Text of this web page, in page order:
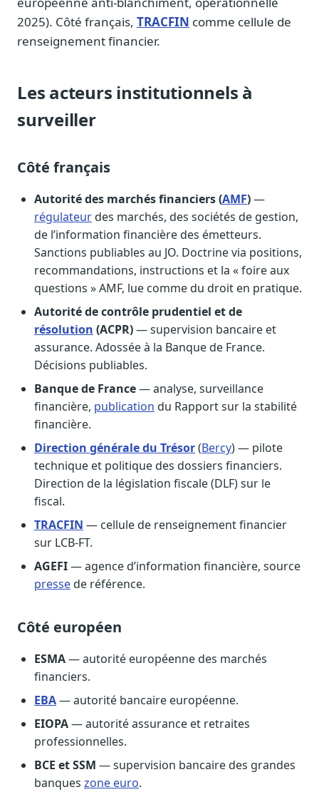
2025). Côté français, TRACFIN comme cellule de
renseignement financier.
Les acteurs institutionnels à
surveiller
Côté français
Autorité des marchés financiers (AMF)—
régulateurdes marchés, des sociétés de gestion,
de l’information financière des émetteurs.
Sanctions publiables au JO. Doctrine via positions,
recommandations, instructions et la « foire aux
questions » AMF, lue comme du droit en pratique.
Autorité de contrôle prudentiel et de
résolution (ACPR)— supervision bancaire et
assurance. Adossée à la Banque de France.
Décisions publiables.
Banque de France— analyse, surveillance
financière, publication du Rapport sur la stabilité
financière.
Direction générale du Trésor(Bercy) — pilote
technique et politique des dossiers financiers.
Direction de la législation fiscale (DLF) sur le
fiscal.
TRACFIN — cellule de renseignement financier
sur LCB-FT.
AGEFI— agence d’information financière, source
pressede référence.
Côté européen
ESMA— autorité européenne des marchés
financiers.
EBA— autorité bancaire européenne.
EIOPA— autorité assurance et retraites
professionnelles.
BCE et SSM — supervision bancaire des grandes
banques zone euro.